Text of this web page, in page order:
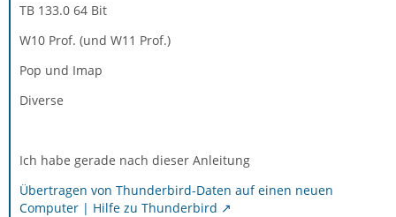
TB 133.0 64 Bit
W10 Prof. (und W11 Prof.)
Pop und Imap
Diverse
Ich habe gerade nach dieser Anleitung
Übertragen von Thunderbird-Daten auf einen neuen
Computer | Hilfe zu Thunderbird